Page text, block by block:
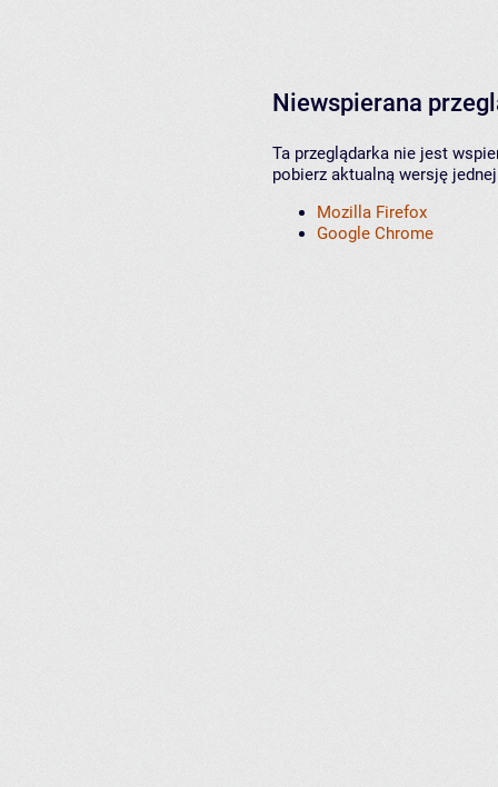
Niewspierana
Ta przeglądarka nie jest
pobierz aktualną wersję
Mozilla Firefox
Google Chrome